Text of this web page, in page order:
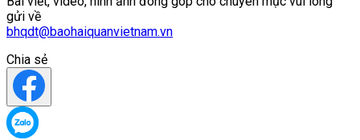
gửi về
bhqdt@baohaiquanvietnam.vn
Chia sẻ